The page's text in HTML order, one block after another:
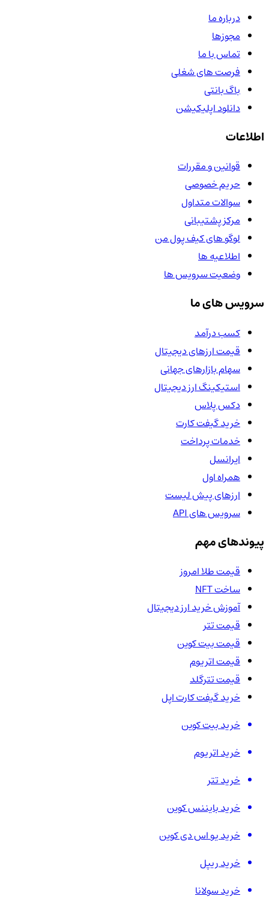
درباره ما
مجوزها
تماس با ما
فرصت های شغلی
باگ بانتی
دانلود اپلیکیشن
اطلاعات
قوانین و مقررات
حریم خصوصی
سوالات متداول
مرکز پشتیبانی
لوگو های کیف پول من
اطلاعیه ها
وضعیت سرویس ها
سرویس های ما
کسب درآمد
قیمت ارزهای دیجیتال
سهام بازارهای جهانی
استیکینگ ارز دیجیتال
دکس پلاس
خرید گیفت کارت
خدمات پرداخت
ایرانسل
همراه اول
ارزهای پیش لیست
سرویس های API
پیوندهای مهم
قیمت طلا امروز
ساخت NFT
آموزش خرید ارز دیجیتال
قیمت تتر
قیمت بیت کوین
قیمت اتریوم
قیمت تترگلد
خرید گیفت کارت اپل
خرید بیت کوین
خرید اتریوم
خرید تتر
خرید بایننس کوین
خرید یو اس دی کوین
خرید ریپل
خرید سولانا